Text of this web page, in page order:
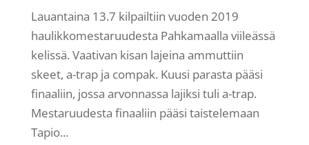
Lauantaina 13.7 kilpailtiin vuoden 2019
haulikkomestaruudesta Pahkamaalla viileässä
kelissä. Vaativan kisan lajeina ammuttiin
skeet, a-trap ja compak. Kuusi parasta pääsi
finaaliin, jossa arvonnassa lajiksi tuli a-trap.
Mestaruudesta finaaliin pääsi taistelemaan
Tapio...